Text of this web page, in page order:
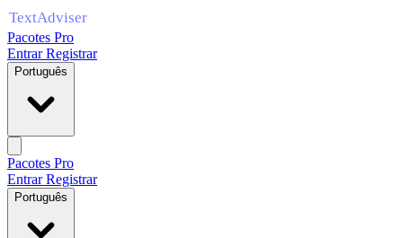
Pacotes Pro
EntrarRegistrar
Português
Pacotes Pro
EntrarRegistrar
Português